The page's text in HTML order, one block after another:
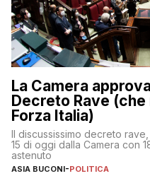
La Camera
Decreto Rave
Forza Italia)
Il discussissimo decreto
15 di oggi dalla Camera con
astenuto
ASIA BUCONI-POLITICA